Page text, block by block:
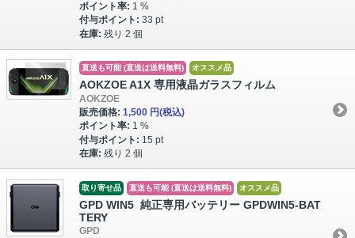
ポイント率: 1 %
付与ポイント: 33 pt
在庫: 残り 2 個
直送も可能 (直送は送料無料) オススメ品
AOKZOE A1X 専用液晶ガラスフィルム
AOKZOE
販売価格: 1,500 円(税込)
ポイント率: 1 %
付与ポイント: 15 pt
在庫: 残り 2 個
取り寄せ品 直送も可能 (直送は送料無料) オススメ品
GPD WIN5 純正専用バッテリー GPDWIN5-BAT
TERY
GPD